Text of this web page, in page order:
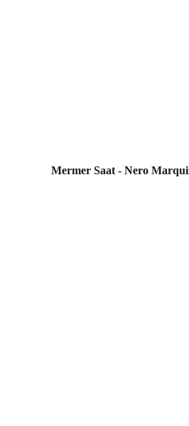
Mermer Saat - Nero